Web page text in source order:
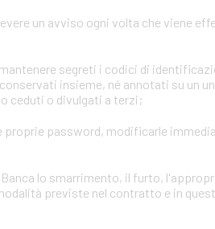
un avviso ogni volta che viene
segreti i codici di
insieme, né annotati su un
ceduti o divulgati a terzi;
password, modificarle
lo smarrimento, il furto,
previste nel contratto e in